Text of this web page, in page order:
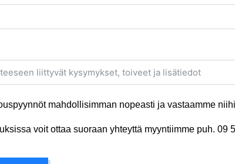
mahdollisimman nopeasti ja vastaamme
voit ottaa suoraan yhteyttä myyntiimme puh. 09